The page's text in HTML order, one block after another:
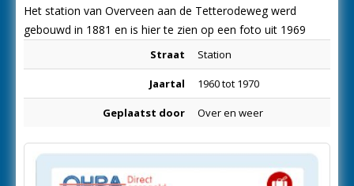
Het station van Overveen aan de Tetterodeweg werd
gebouwd in 1881 en is hier te zien op een foto uit 1969
Straat Station
Jaartal 1960 tot 1970
Geplaatst door Over en weer